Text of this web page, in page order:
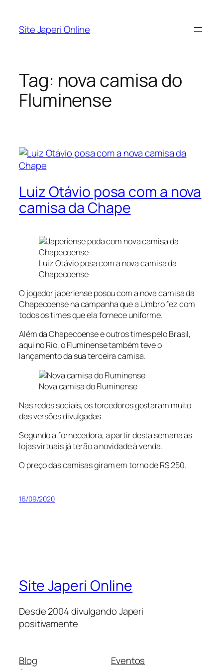
Site Japeri Online
Tag: nova camisa do
Fluminense
Luiz Otávio posa com a nova
camisa da Chape
Luiz Otávio posa com a nova camisa da
Chapecoense
O jogador japeriense posou com a nova camisa da
Chapecoense na campanha que a Umbro fez com
todos os times que ela fornece uniforme.
Além da Chapecoense e outros times pelo Brasil,
aqui no Rio, o Fluminense também teve o
lançamento da sua terceira camisa.
Nova camisa do Fluminense
Nas redes sociais, os torcedores gostaram muito
das versões divulgadas.
Segundo a fornecedora, a partir desta semana as
lojas virtuais já terão a novidade à venda.
O preço das camisas giram em torno de R$ 250.
16/09/2020
Site Japeri Online
Desde 2004 divulgando Japeri
positivamente
Blog
Eventos